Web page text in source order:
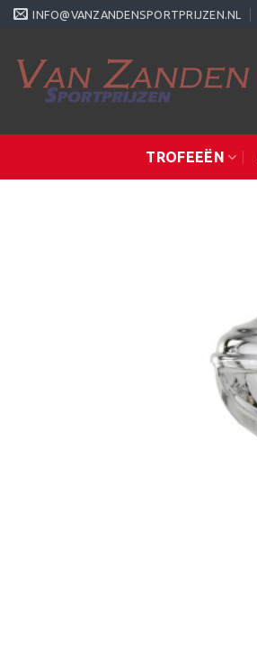
Ga
INFO@VANZANDENSPORTPRIJZEN.NL
TROFEEËN